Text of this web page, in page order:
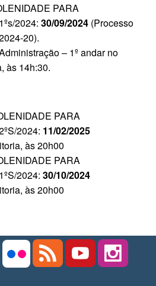
PARA
2024: 30/09/2024 (Processo
20).
– 1º andar no
às 14h:30.
PARA
2024: 11/02/2025
às 20h00
PARA
2024: 30/10/2024
às 20h00